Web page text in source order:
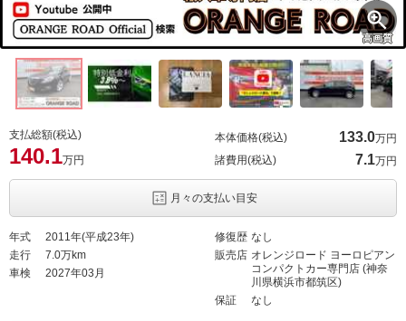
高画質
支払総額(税込)
140.1万円
本体価格(税込) 133.0万円
諸費用(税込)
7.1万円
月々の支払い目安
年式
2011年(平成23年)
走行
7.0万km
車検
2027年03月
修復歴 なし
販売店 オレンジロード ヨーロピアン
コンパクトカー専門店 (神奈
川県横浜市都筑区)
保証
なし